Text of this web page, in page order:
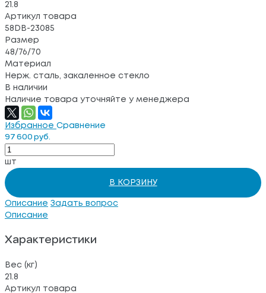
21.8
Артикул товара
58DB-23085
Размер
48/76/70
Материал
Нерж. сталь, закаленное стекло
В наличии
Наличие товара уточняйте у менеджера
Избранное Сравнение
97 600 руб.
шт
В КОРЗИНУ
Описание Задать вопрос
Описание
Характеристики
Вес (кг)
21.8
Артикул товара